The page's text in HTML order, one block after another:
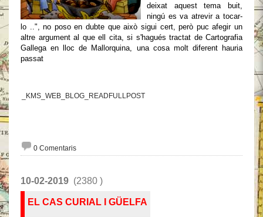
deixat aquest tema buit,
ningú es va atrevir a tocar-
lo ..", no poso en dubte que això sigui cert, però puc afegir un
altre argument al que ell cita, si s'hagués tractat de Cartografia
Gallega en lloc de Mallorquina, una cosa molt diferent hauria
passat
_KMS_WEB_BLOG_READFULLPOST
0 Comentaris
10-02-2019 (2380 )
EL CAS CURIAL I GÜELFA